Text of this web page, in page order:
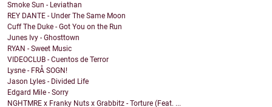
Smoke Sun - Leviathan
REY DANTE - Under The Same Moon
Cuff The Duke - Got You on the Run
Junes Ivy - Ghosttown
RYAN - Sweet Music
VIDEOCLUB - Cuentos de Terror
Lysne - FRÅ SOGN!
Jason Lyles - Divided Life
Edgard Mile - Sorry
NGHTMRE x Franky Nuts x Grabbitz - Torture (Feat. ...